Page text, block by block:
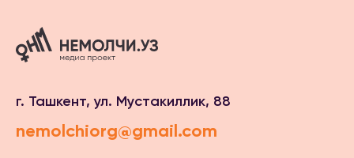
г. Ташкент, ул. Мустакиллик, 88
nemolchiorg@gmail.com